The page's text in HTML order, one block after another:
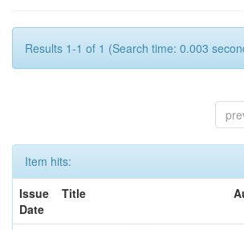
Results 1-1 of 1 (Search time: 0.003
Item hits:
Issue
Date
Title